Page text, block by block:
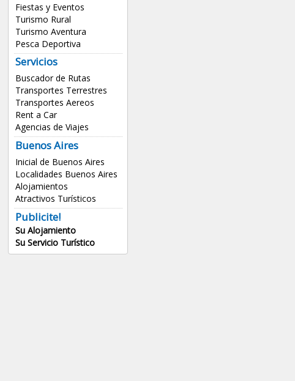
Fiestas y Eventos
Turismo Rural
Turismo Aventura
Pesca Deportiva
Servicios
Buscador de Rutas
Transportes Terrestres
Transportes Aereos
Rent a Car
Agencias de Viajes
Buenos Aires
Inicial de Buenos Aires
Localidades Buenos Aires
Alojamientos
Atractivos Turísticos
Publicite!
Su Alojamiento
Su Servicio Turístico